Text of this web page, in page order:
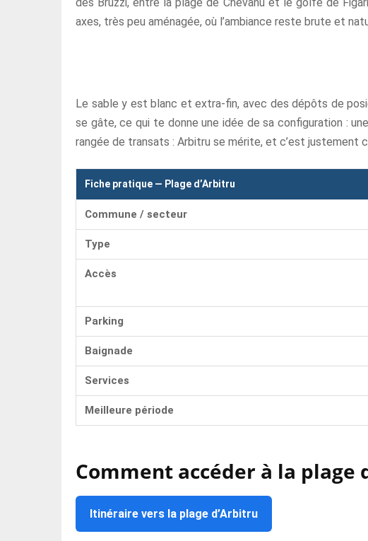
axes, très peu aménagée, où l’ambiance reste brute et
Le sable y est blanc et extra-fin, avec des dépôts de
se gâte, ce qui te donne une idée de sa configuration :
rangée de transats : Arbitru se mérite, et c’est justement
Fiche pratique — Plage d’Arbitru
Commune / secteur
Type
Accès
Parking
Baignade
Services
Meilleure période
Comment accéder à la plage
Itinéraire vers la plage d’Arbitru